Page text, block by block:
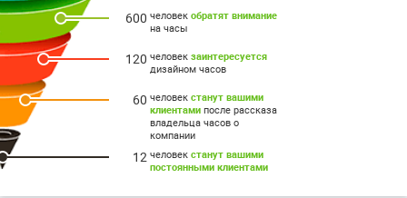
600 человек обратят внимание
на часы
120 человек заинтересуется
дизайном часов
60 человек станут вашими
клиентами после рассказа
владельца часов о
компании
12 человек станут вашими
постоянными клиентами